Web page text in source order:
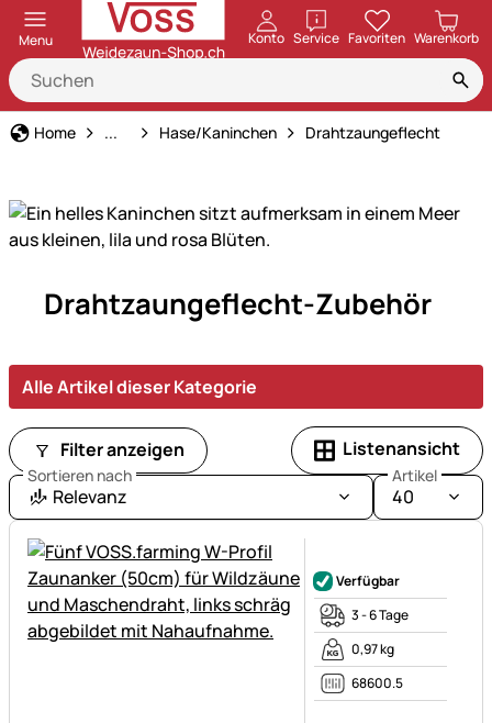
Menu Konto ServiceöffnenFavoriten Warenkorb
Home Tierart
... Hase/Kaninchen Drahtzaungeflecht
Sortiment
Hasen
Kaninchen
-
liebevoll
gestaltet
für
das
Wohl
Ihrer
Lieblinge.
Drahtzaungeflecht-Zubehör
Alle Artikel dieser Kategorie
Filter anzeigen Listenansicht
Sortieren nach
Relevanz
Artikel
40
Verfügbar
3 - 6 Tage
0,97 kg
68600.5